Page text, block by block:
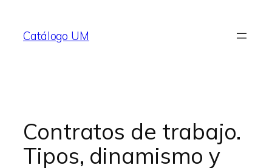
contenido
Catálogo UM
Contratos de trabajo.
Tipos, dinamismo y